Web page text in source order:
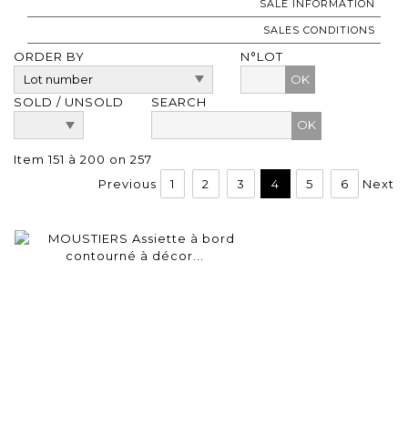
SALE INFORMATION
SALES CONDITIONS
ORDER BY
N°LOT
OK
SOLD / UNSOLD
SEARCH
Item 151 à 200 on 257
Previous
1 2 3 4 5 6 Next